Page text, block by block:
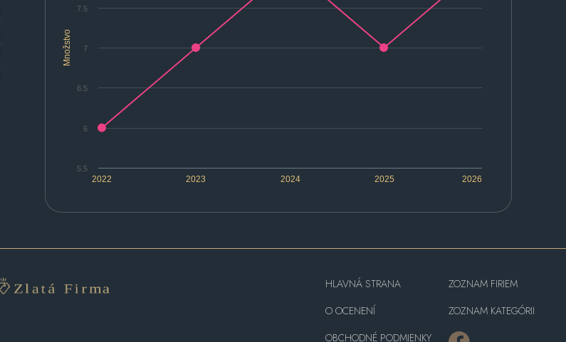
Množstvo
2022 2023 2024 2025 2026
5.5
6
6.5
7
7.5
HLAVNÁ STRANA
O OCENENÍ
OBCHODNÉ PODMIENKY
ZOZNAM FIRIEM
ZOZNAM KATEGÓRII